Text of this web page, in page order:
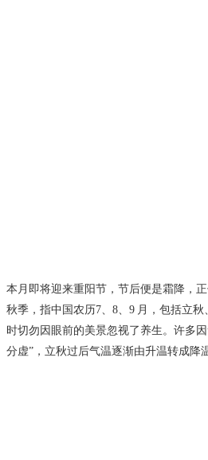
本月即将迎来重阳节，节后便是霜降，
秋季，指中国农历7、8、9 月，包括立
时切勿因眼前的美景忽视了养生。许多
分虚”，立秋过后气温逐渐由升温转成降